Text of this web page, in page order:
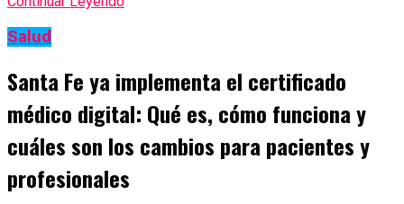
Salud
Santa Fe ya implementa el certificado
médico digital: Qué es, cómo funciona y
cuáles son los cambios para pacientes y
profesionales